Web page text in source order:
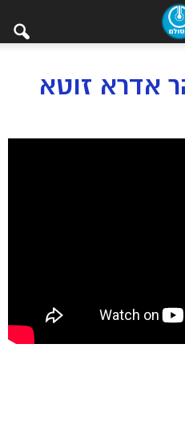
אדרא זוטא